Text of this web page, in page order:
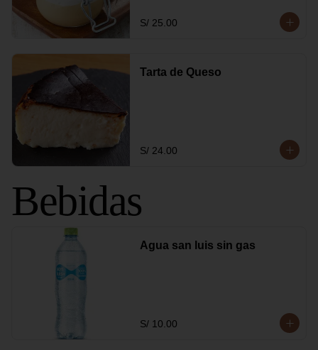
S/ 25.00
Tarta de Queso
S/ 24.00
Bebidas
Agua san luis sin gas
S/ 10.00